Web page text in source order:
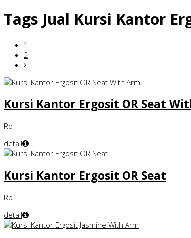
Tags Jual Kursi Kantor
1
2
Kursi Kantor Ergosit OR Seat
Rp
detail
Kursi Kantor Ergosit OR Seat
Rp
detail